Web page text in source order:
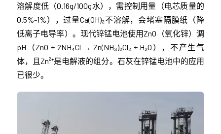
溶解度低（0.16g/100g水），需控制用量（电芯质量的
0.5%-1%），过量Ca(OH)₂不溶解，会堵塞隔膜纸（降
低离子电导率）。现代锌锰电池使用ZnO（氧化锌）调
pH（ZnO + 2NH₄Cl → Zn(NH₃)₂Cl₂ + H₂O），不产生气
体，且Zn²⁺是电解液的组分。石灰在锌锰电池中的应用
已很少。